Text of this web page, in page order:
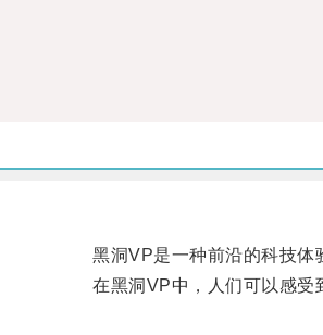
黑洞VP是一种前沿的科技体验
在黑洞VP中，人们可以感受到